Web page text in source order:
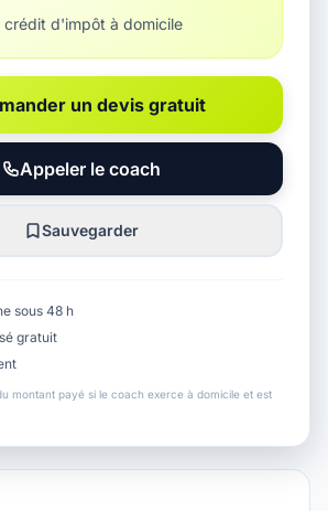
crédit d'impôt à domicile
un devis gratuit
Appeler le coach
Sauvegarder
sous 48 h
gratuit
montant payé si le coach exerce à domicile et est